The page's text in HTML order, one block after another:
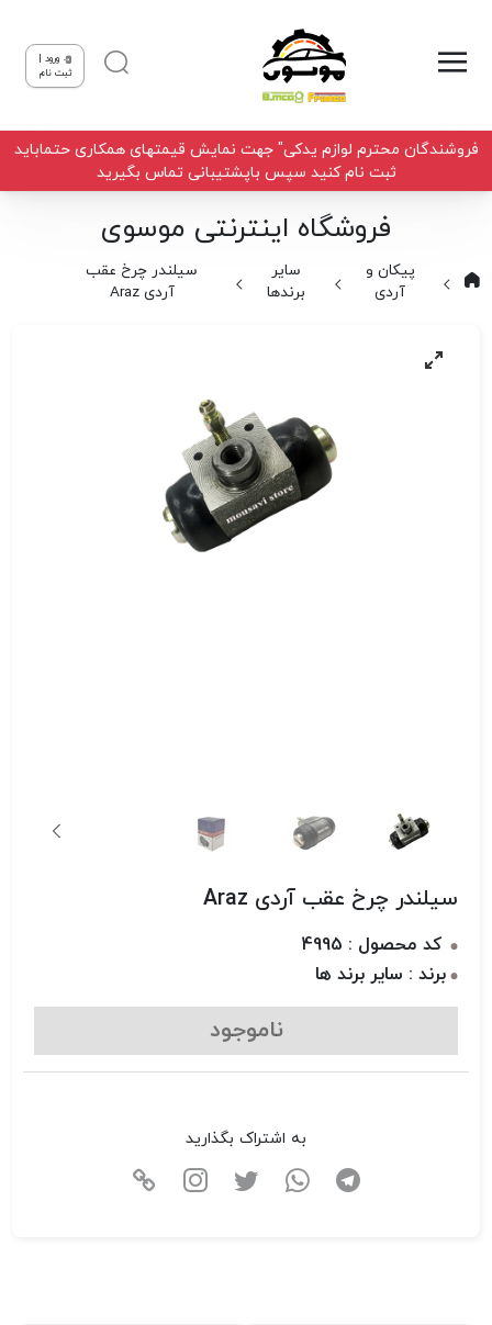
ورود |
ثبت نام
فروشندگان محترم لوازم یدکی" جهت نمایش قیمتهای همکاری حتماباید
ثبت نام کنید سپس باپشتیبانی تماس بگیرید
فروشگاه اینترنتی موسوی
پیکان و
آردی
سایر
برندها
سیلندر چرخ عقب
آردی Araz
سیلندر چرخ عقب آردی Araz
کد محصول : 4995
برند : سایر برند ها
ناموجود
به اشتراک بگذارید